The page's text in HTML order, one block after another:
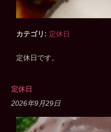
カテゴリ: 定休日
定休日です。
定休日
2026年9月29日